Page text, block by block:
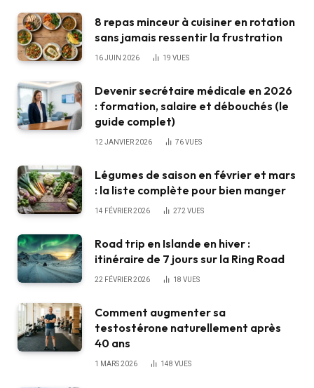
8 repas minceur à cuisiner en rotation
sans jamais ressentir la frustration
16 JUIN 2026 19 VUES
Devenir secrétaire médicale en 2026
: formation, salaire et débouchés (le
guide complet)
12 JANVIER 2026 76VUES
Légumes de saison en février et mars
: la liste complète pour bien manger
14 FÉVRIER 2026 272 VUES
Road trip en Islande en hiver :
itinéraire de 7 jours sur la Ring Road
22 FÉVRIER 2026 18 VUES
Comment augmenter sa
testostérone naturellement après
40 ans
1 MARS 2026 148 VUES